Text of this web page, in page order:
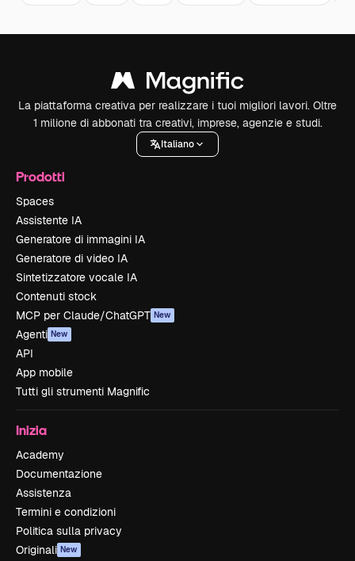
La piattaforma creativa per realizzare i tuoi migliori lavori. Oltre
1 milione di abbonati tra creativi, imprese, agenzie e studi.
Italiano
Prodotti
Spaces
Assistente IA
Generatore di immagini IA
Generatore di video IA
Sintetizzatore vocale IA
Contenuti stock
MCP per Claude/ChatGPT New
Agenti New
API
App mobile
Tutti gli strumenti Magnific
Inizia
Academy
Documentazione
Assistenza
Termini e condizioni
Politica sulla privacy
Originali New